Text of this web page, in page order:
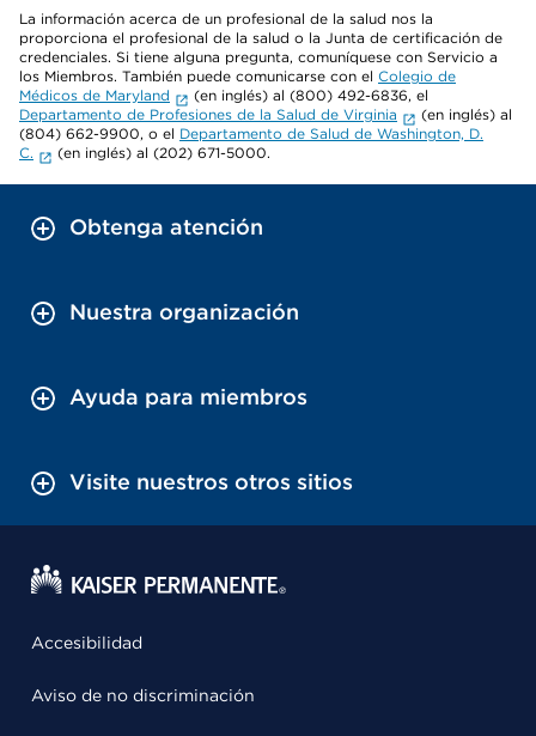
La información acerca de un profesional de la salud nos la
proporciona el profesional de la salud o la Junta de certificación de
credenciales. Si tiene alguna pregunta, comuníquese con Servicio a
los Miembros. También puede comunicarse con el Colegio de
Médicos de Maryland
(en inglés) al (800) 492-6836, el
Departamento de Profesiones de la Salud de Virginia
(en inglés) al
(804) 662-9900, o el Departamento de Salud de Washington, D.
C.
(en inglés) al (202) 671-5000.
Obtenga atención
Nuestra organización
Ayuda para miembros
Visite nuestros otros sitios
Accesibilidad
Aviso de no discriminación